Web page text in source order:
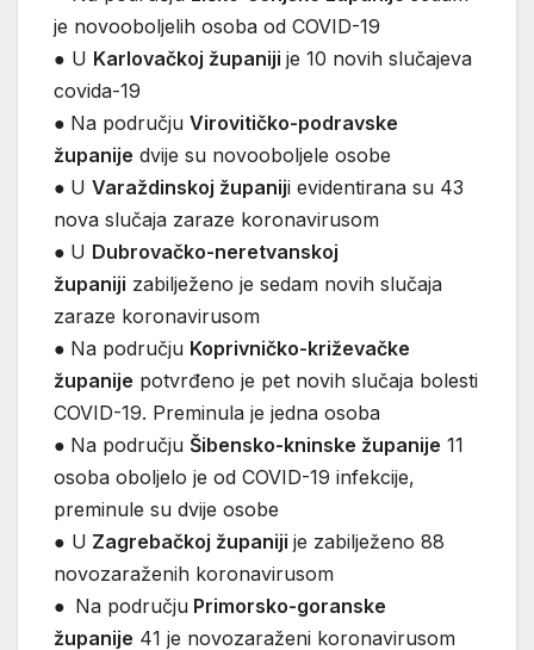
je novooboljelih osoba od COVID-19
● U Karlovačkoj županiji je 10 novih slučajeva
covida-19
● Na području Virovitičko-podravske
županije dvije su novooboljele osobe
● U Varaždinskoj županiji evidentirana su 43
nova slučaja zaraze koronavirusom
● U Dubrovačko-neretvanskoj
županiji zabilježeno je sedam novih slučaja
zaraze koronavirusom
● Na području Koprivničko-križevačke
županije potvrđeno je pet novih slučaja bolesti
COVID-19. Preminula je jedna osoba
● Na području Šibensko-kninske županije 11
osoba oboljelo je od COVID-19 infekcije,
preminule su dvije osobe
● U Zagrebačkoj županiji je zabilježeno 88
novozaraženih koronavirusom
● Na području Primorsko-goranske
županije 41 je novozaraženi koronavirusom